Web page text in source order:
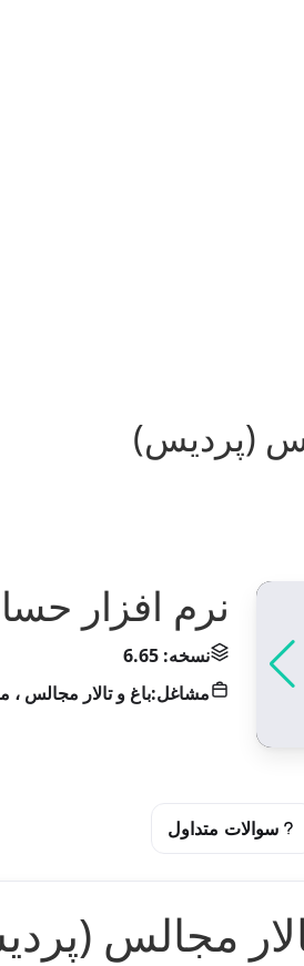
(پردیس)
نرم افزار
نسخه: 6.65
مشاغل:باغ و تالار مجالس
سوالات متداول
مجالس